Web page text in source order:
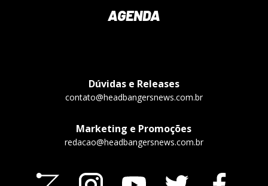
AGENDA
Dúvidas e Releases
contato@headbangersnews.com.br
Marketing e Promoções
redacao@headbangersnews.com.br